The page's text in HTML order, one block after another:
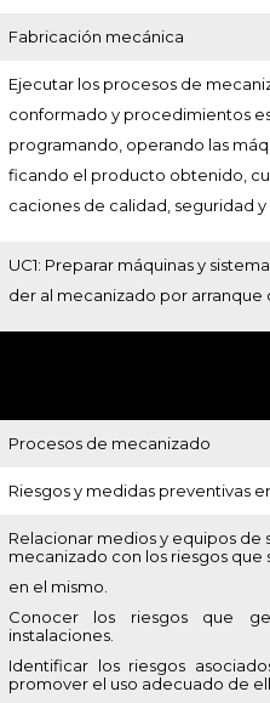
Fabricación mecánica
Ejecutar los procesos de
conformado y procedimientos
programando, operando las
ficando el producto obtenido,
caciones de calidad, seguridad
UC1: Preparar máquinas y
der al mecanizado por arranque
Procesos de mecanizado
Riesgos y medidas preventivas
Relacionar medios y equipos
mecanizado con los riesgos
en el mismo.
Conocer los riesgos que
instalaciones.
Identificar los riesgos
promover el uso adecuado de